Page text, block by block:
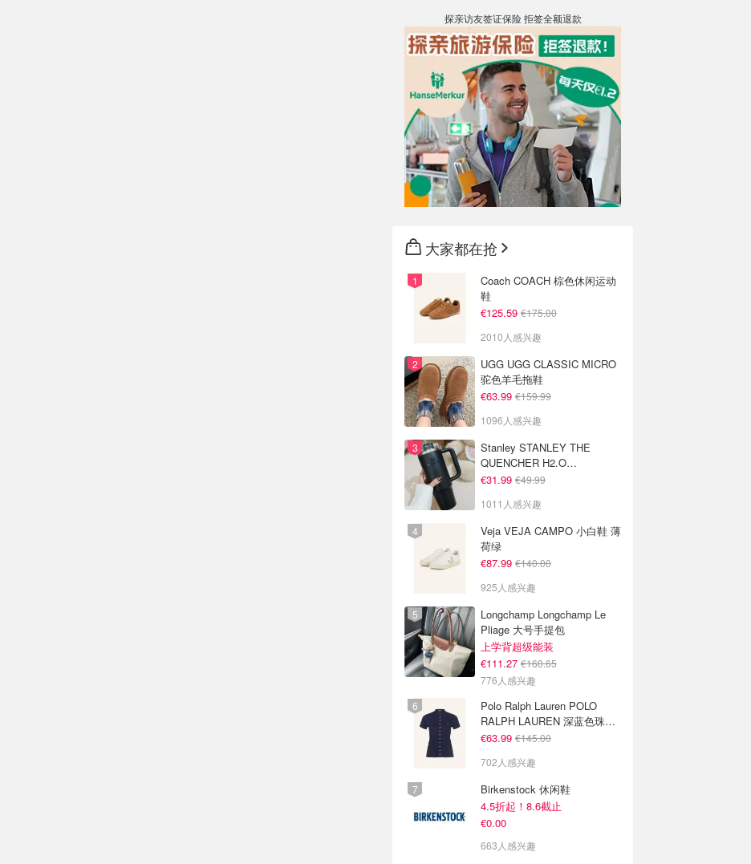
探亲访友签证保险 拒签全额退款
大家都在抢
Coach COACH 棕色休闲运动
鞋
€125.59 €175.00
2010人感兴趣
UGG UGG CLASSIC MICRO
驼色羊毛拖鞋
€63.99 €159.99
1096人感兴趣
Stanley STANLEY THE
QUENCHER H2.O
FLOWSTATE 保温杯 1.18L 黑
€31.99 €49.99
1011人感兴趣
Veja VEJA CAMPO 小白鞋 薄
荷绿
€87.99 €140.00
925人感兴趣
Longchamp Longchamp Le
Pliage 大号手提包
上学背超级能装
€111.27 €160.65
776人感兴趣
Polo Ralph Lauren POLO
RALPH LAUREN 深蓝色珠地
布 Polo衫
€63.99 €145.00
702人感兴趣
Birkenstock 休闲鞋
4.5折起！8.6截止
€0.00
663人感兴趣